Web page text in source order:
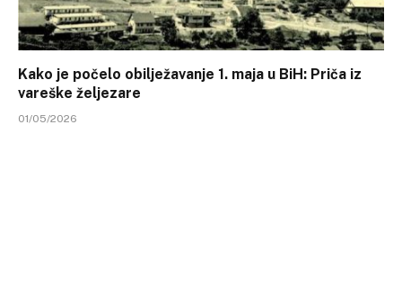
Kako je počelo obilježavanje 1. maja u BiH: Priča iz
vareške željezare
01/05/2026